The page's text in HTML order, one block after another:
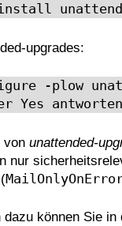
upgrades:
-plow
von unattended-
nur
können Sie